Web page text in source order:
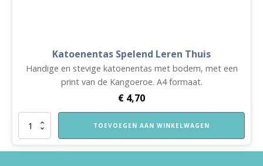
Katoenentas Spelend Leren Thuis
Handige en stevige katoenentas met bodem, met een
print van de Kangoeroe. A4 formaat.
€ 4,70
Katoenentas
Leren
TOEVOEGEN AAN WINKELWAGEN